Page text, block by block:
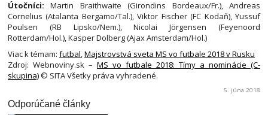
Útočníci: Martin Braithwaite (Girondins Bordeaux/Fr.), Andreas
Cornelius (Atalanta Bergamo/Tal.), Viktor Fischer (FC Kodaň), Yussuf
Poulsen (RB Lipsko/Nem.), Nicolai Jörgensen (Feyenoord
Rotterdam/Hol.), Kasper Dolberg (Ajax Amsterdam/Hol.)
Viac k témam: futbal,Majstrovstvá sveta MS vo futbale 2018 v Rusku
Zdroj: Webnoviny.sk – MS vo futbale 2018: Tímy a nominácie (C-
skupina) © SITA Všetky práva vyhradené.
5. júna 2018
Odporúčané články